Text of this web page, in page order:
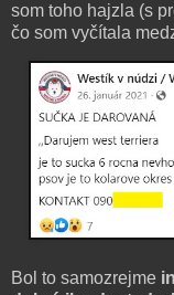
som toho hajzla (s
čo som vyčítala
Bol to samozrejme